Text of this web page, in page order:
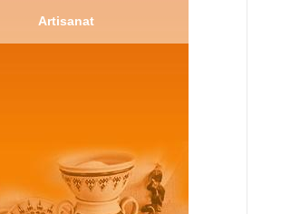
Artisanat